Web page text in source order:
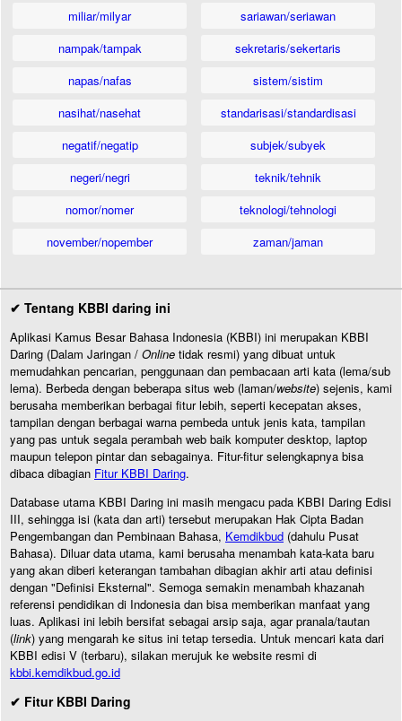
miliar/milyar
nampak/tampak
napas/nafas
nasihat/nasehat
negatif/negatip
negeri/negri
nomor/nomer
november/nopember
sariawan/seriawan
sekretaris/sekertaris
sistem/sistim
standarisasi/standardisasi
subjek/subyek
teknik/tehnik
teknologi/tehnologi
zaman/jaman
✔ Tentang KBBI daring ini
Aplikasi Kamus Besar Bahasa Indonesia (KBBI) ini merupakan KBBI
Daring (Dalam Jaringan / Online tidak resmi) yang dibuat untuk
memudahkan pencarian, penggunaan dan pembacaan arti kata (lema/sub
lema). Berbeda dengan beberapa situs web (laman/website) sejenis, kami
berusaha memberikan berbagai fitur lebih, seperti kecepatan akses,
tampilan dengan berbagai warna pembeda untuk jenis kata, tampilan
yang pas untuk segala perambah web baik komputer desktop, laptop
maupun telepon pintar dan sebagainya. Fitur-fitur selengkapnya bisa
dibaca dibagian Fitur KBBI Daring.
Database utama KBBI Daring ini masih mengacu pada KBBI Daring Edisi
III, sehingga isi (kata dan arti) tersebut merupakan Hak Cipta Badan
Pengembangan dan Pembinaan Bahasa, Kemdikbud (dahulu Pusat
Bahasa). Diluar data utama, kami berusaha menambah kata-kata baru
yang akan diberi keterangan tambahan dibagian akhir arti atau definisi
dengan "Definisi Eksternal". Semoga semakin menambah khazanah
referensi pendidikan di Indonesia dan bisa memberikan manfaat yang
luas. Aplikasi ini lebih bersifat sebagai arsip saja, agar pranala/tautan
(link) yang mengarah ke situs ini tetap tersedia. Untuk mencari kata dari
KBBI edisi V (terbaru), silakan merujuk ke website resmi di
kbbi.kemdikbud.go.id
✔ Fitur KBBI Daring